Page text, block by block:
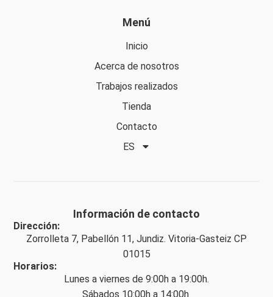
Menú
Inicio
Acerca de nosotros
Trabajos realizados
Tienda
Contacto
ES
Información de contacto
Dirección:
Zorrolleta 7, Pabellón 11, Jundiz. Vitoria-Gasteiz CP
01015
Horarios:
Lunes a viernes de 9:00h a 19:00h.
Sábados 10:00h a 14:00h